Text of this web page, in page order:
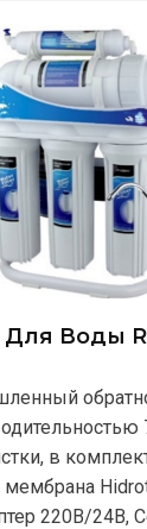
Воды
в
мембрана
220В/24В,